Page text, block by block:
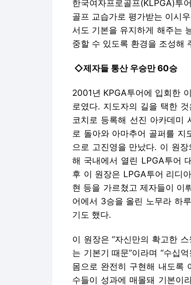
한국여자프로골프(KLPGA)투
골프 교습가로 평가받는 이시
서도 기본을 유지하게 해주는
중할 수 있도록 환경을 조성해
◇제자들 통산 우승만 60승
2001년 KPGA투어에 입회한
로였다. 지도자의 길을 택한
코치로 등록해 선진 아카데미
로 돌아와 아마추어 골퍼를 지
으로 고진영을 만났다. 이 원
해 국내에서 열린 LPGA투어
후 이 원장은 LPGA투어 리디
현 등을 가르쳤고 제자들이 이
어에서 3승을 올린 노무라 하
기도 했다.
이 원장은 “자신만의 확고한
는 기본기 때문”이라며 “수십
몸으로 완전히 구현해 내도록
수들이 성과에 매몰돼 기본이